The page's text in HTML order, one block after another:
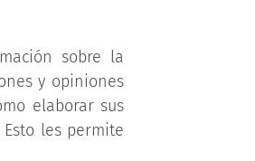
sobre la
y opiniones
elaborar sus
les permite